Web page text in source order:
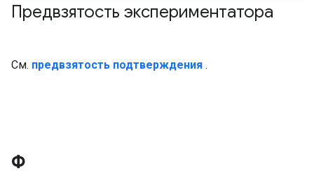
Предвзятость экспериментатора
См. предвзятость подтверждения .
Ф